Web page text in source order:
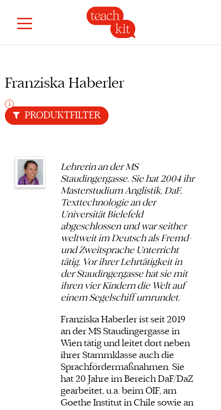
Franziska Haberler
Lehrerin an der MS
Staudingergasse. Sie hat 2004 ihr
Masterstudium Anglistik, DaF,
Texttechnologie an der
Universität Bielefeld
abgeschlossen und war seither
weltweit im Deutsch als Fremd-
und Zweitsprache Unterricht
tätig. Vor ihrer Lehrtätigkeit in
der Staudingergasse hat sie mit
ihren vier Kindern die Welt auf
einem Segelschiff umrundet.
Franziska Haberler ist seit 2019
an der MS Staudingergasse in
Wien tätig und leitet dort neben
ihrer Stammklasse auch die
Sprachfördermaßnahmen. Sie
hat 20 Jahre im Bereich DaF/DaZ
gearbeitet, u.a. beim ÖIF, am
Goethe Institut in Chile sowie an
PRODUKTFILTER